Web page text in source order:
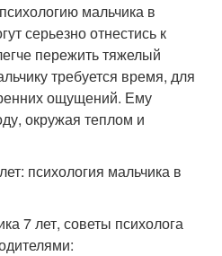
мальчика в
серьезно отнестись к
пережить тяжелый
требуется время, для
ощущений. Ему
окружая теплом и
психология мальчика в
7 лет, советы психолога